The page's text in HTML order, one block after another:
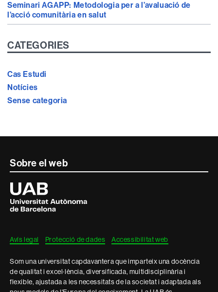
Seminari AGAPP: Metodologia per a l’avaluació de
l’acció comunitària en salut
CATEGORIES
Cas Estudi
Notícies
Sense categoria
Contacte
informació
legal
Sobre el web
Universitat
Autònoma
de
Barcelona
Avís legal Protecció de dades Accessibilitat web
Som una universitat capdavantera que imparteix una docència
de qualitat i excel·lència, diversificada, multidisciplinària i
flexible, ajustada a les necessitats de la societat i adaptada als